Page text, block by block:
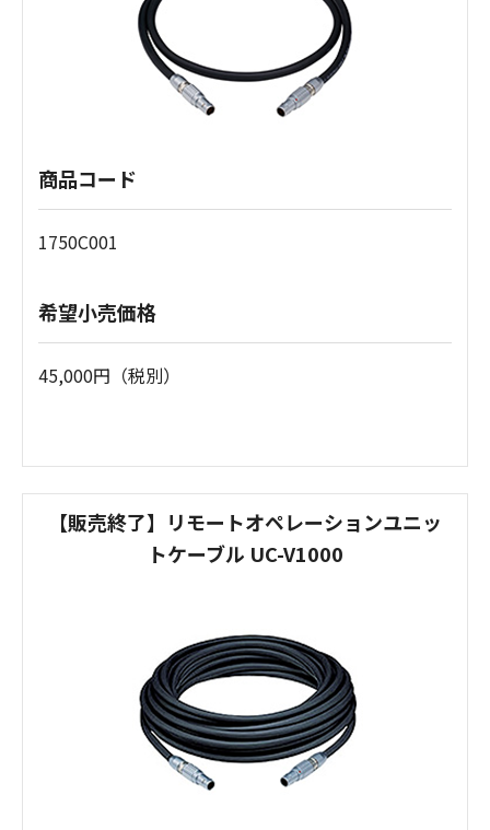
商品コード
1750C001
希望小売価格
45,000円（税別）
【販売終了】リモートオペレーションユニッ
トケーブル UC-V1000